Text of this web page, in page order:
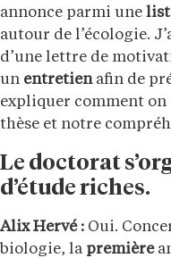
annonce parmi une
autour de l’écologie.
d’une lettre de
un entretienafin de
expliquer comment
thèse et notre
Le doctorat
d’étude riches.
Alix Hervé : Oui.
biologie, la première